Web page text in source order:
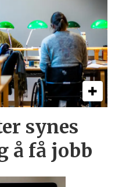
synes
å få jobb